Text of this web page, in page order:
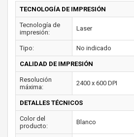
TECNOLOGÍA DE IMPRESIÓN
Tecnología de
impresión:
Laser
Tipo: No indicado
CALIDAD DE IMPRESIÓN
Resolución
máxima:
2400 x 600 DPI
DETALLES TÉCNICOS
Color del
producto:
Blanco